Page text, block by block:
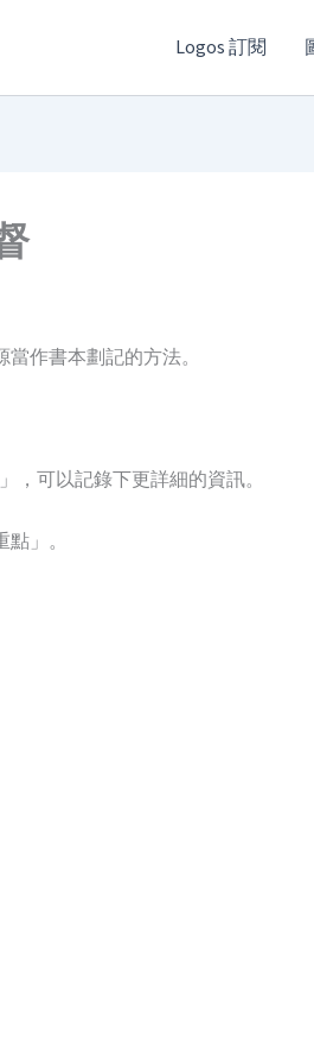
Logos 訂閱
作書本劃記的方法。
可以記錄下更詳細的資訊。
」。